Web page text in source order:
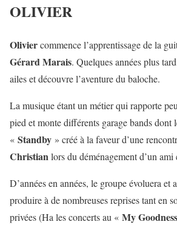
OLIVIER
Oliviercommence l’apprentissage de la
Gérard Marais. Quelques années plus
ailes et découvre l’aventure du baloche.
La musique étant un métier qui rapporte
pied et monte différents garage bands dont
« Standby » créé à la faveur d’une
Christianlors du déménagement d’un ami
D’années en années, le groupe évoluera et
produire à de nombreuses reprises tant en
privées (Ha les concerts au « My Goodness